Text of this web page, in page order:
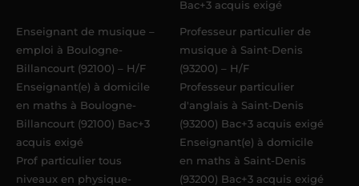
Bac+3 acquis exigé
Enseignant de musique –
emploi à Boulogne-
Billancourt (92100) – H/F
Enseignant(e) à domicile
en maths à Boulogne-
Billancourt (92100) Bac+3
acquis exigé
Prof particulier tous
niveaux en physique-
Professeur particulier de
musique à Saint-Denis
(93200) – H/F
Professeur particulier
d'anglais à Saint-Denis
(93200) Bac+3 acquis exigé
Enseignant(e) à domicile
en maths à Saint-Denis
(93200) Bac+3 acquis exigé